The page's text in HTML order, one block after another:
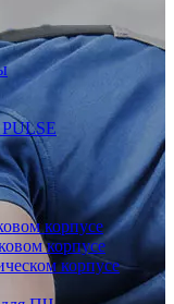
корпусе
корпусе
корпусе